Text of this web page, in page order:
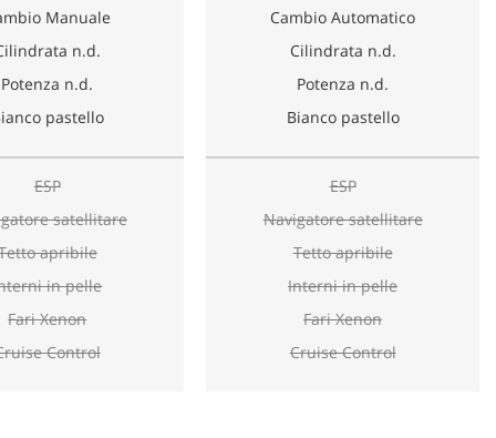
Manuale
n.d.
Potenza n.d.
pastello
ESP
satellitare
apribile
in pelle
Fari Xenon
Control
Cambio Automatico
Cilindrata n.d.
Potenza n.d.
Bianco pastello
ESP
Navigatore satellitare
Tetto apribile
Interni in pelle
Fari Xenon
Cruise Control